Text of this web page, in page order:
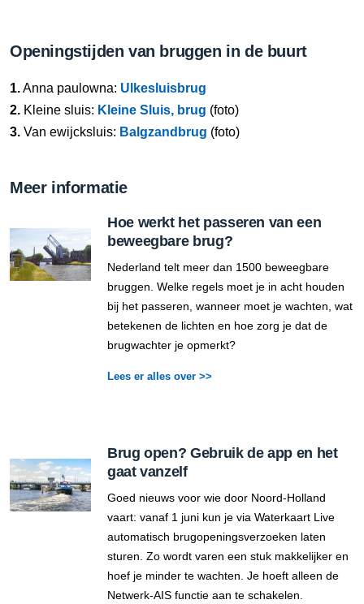
Openingstijden van bruggen in de buurt
1.Anna paulowna: Ulkesluisbrug
2. Kleine sluis: Kleine Sluis, brug (foto)
3. Van ewijcksluis: Balgzandbrug (foto)
Meer informatie
Hoe werkt het passeren van een
beweegbare brug?
Nederland telt meer dan 1500 beweegbare
bruggen. Welke regels moet je in acht houden
bij het passeren, wanneer moet je wachten, wat
betekenen de lichten en hoe zorg je dat de
brugwachter je opmerkt?
Lees er alles over >>
Brug open? Gebruik de app en het
gaat vanzelf
Goed nieuws voor wie door Noord-Holland
vaart: vanaf 1 juni kun je via Waterkaart Live
automatisch brugopeningsverzoeken laten
sturen. Zo wordt varen een stuk makkelijker en
hoef je minder te wachten. Je hoeft alleen de
Netwerk-AIS functie aan te schakelen.